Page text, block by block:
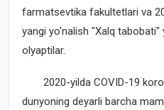
farmatsevtika fakultetlari va
yangi yo'nalish "Xalq
olyaptilar.
2020-yilda COVID-19
dunyoning deyarli barcha